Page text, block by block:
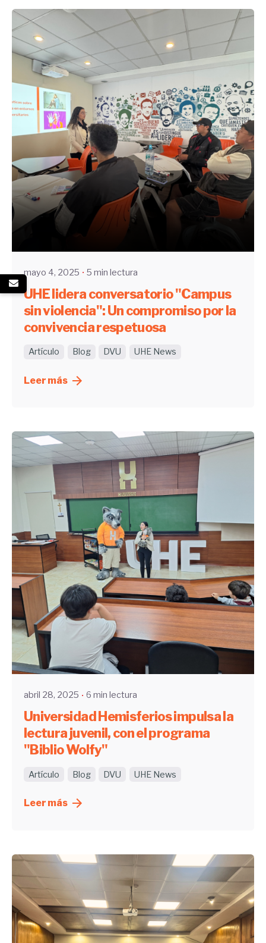
Enviado por
UHE
mayo 4, 2025 5 min lectura
UHE lidera conversatorio "Campus
sin violencia": Un compromiso por la
convivencia respetuosa
Artículo Blog DVU UHE News
Leer más
Enviado por
abril 28, 2025 6 min lectura
Universidad Hemisferios impulsa la
lectura juvenil, con el programa
"Biblio Wolfy"
Artículo Blog DVU UHE News
Leer más